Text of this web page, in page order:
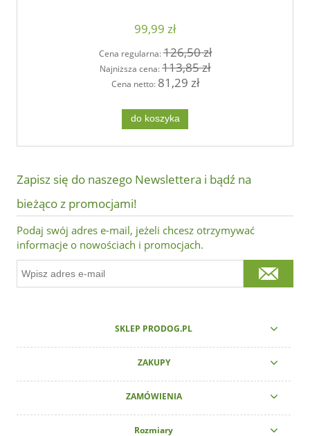
99,99 zł
Cena regularna:126,50 zł
Najniższa cena:113,85 zł
Cena netto: 81,29 zł
do koszyka
Zapisz się do naszego Newslettera i bądź na
bieżąco z promocjami!
Podaj swój adres e-mail, jeżeli chcesz otrzymywać
informacje o nowościach i promocjach.
SKLEP PRODOG.PL
ZAKUPY
ZAMÓWIENIA
Rozmiary